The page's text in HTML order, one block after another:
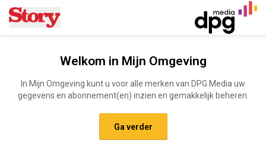
Ga naar de inhoud
Welkom in Mijn Omgeving
In Mijn Omgeving kunt u voor alle merken van DPG Media uw
gegevens en abonnement(en) inzien en gemakkelijk beheren.
Ga verder